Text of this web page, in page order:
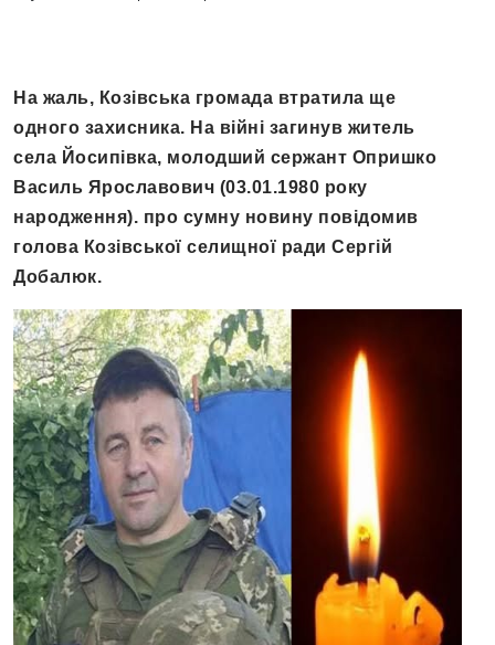
На жаль, Козівська громада втратила ще
одного захисника. На війні загинув житель
села Йосипівка, молодший сержант Опришко
Василь Ярославович (03.01.1980 року
народження). про сумну новину повідомив
голова Козівської селищної ради Сергій
Добалюк.